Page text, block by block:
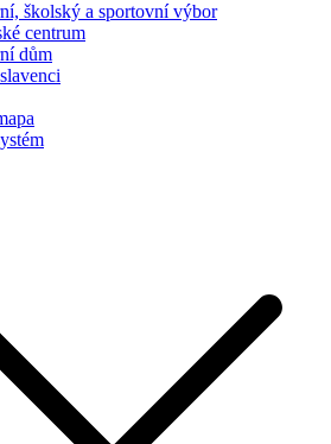
školský a sportovní výbor
centrum
dům